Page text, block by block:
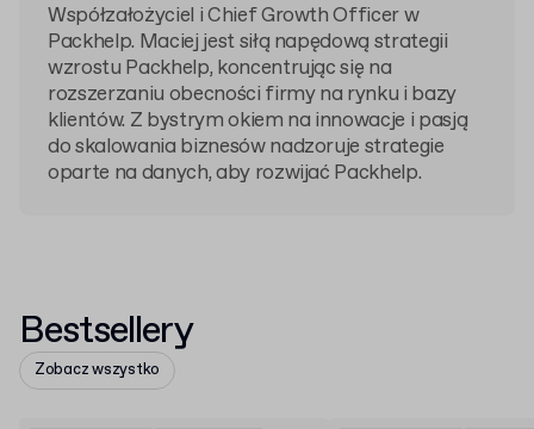
Współzałożyciel i Chief Growth Officer w
Packhelp. Maciej jest siłą napędową strategii
wzrostu Packhelp, koncentrując się na
rozszerzaniu obecności firmy na rynku i bazy
klientów. Z bystrym okiem na innowacje i pasją
do skalowania biznesów nadzoruje strategie
oparte na danych, aby rozwijać Packhelp.
Bestsellery
Zobacz wszystko